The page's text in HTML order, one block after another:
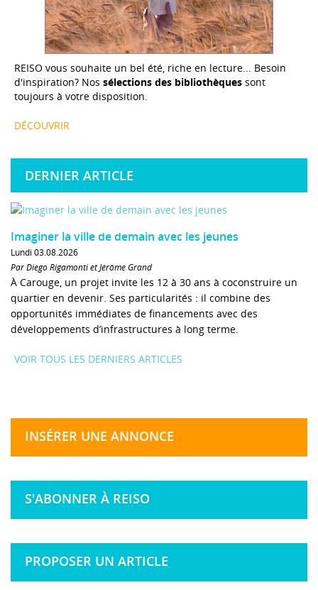
REISO vous souhaite un bel été, riche en lecture... Besoin
d'inspiration? Nos sélections des bibliothèques sont
toujours à votre disposition.
DÉCOUVRIR
DERNIER ARTICLE
Imaginer la ville de demain avec les jeunes
Lundi 03.08.2026
Par Diego Rigamonti et Jérôme Grand
À Carouge, un projet invite les 12 à 30 ans à coconstruire un
quartier en devenir. Ses particularités : il combine des
opportunités immédiates de financements avec des
développements d’infrastructures à long terme.
VOIR TOUS LES DERNIERS ARTICLES
INSÉRER UNE ANNONCE
S'ABONNER À REISO
PROPOSER UN ARTICLE